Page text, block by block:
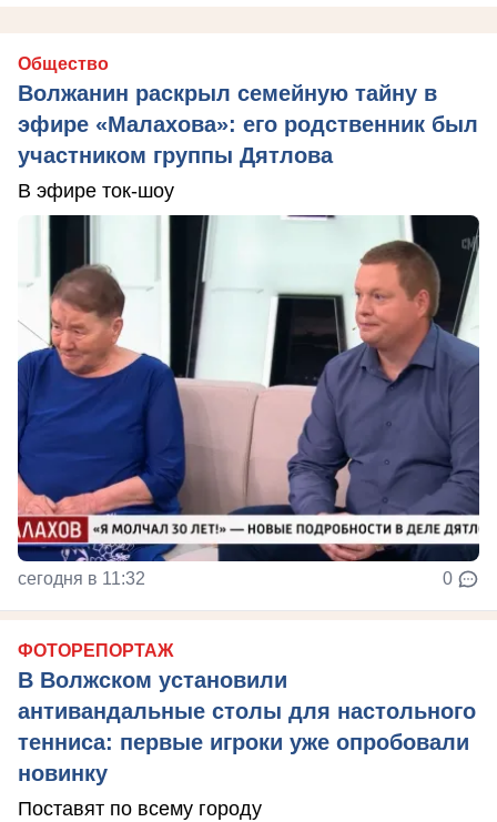
Общество
Волжанин раскрыл семейную тайну в
эфире «Малахова»: его родственник был
участником группы Дятлова
В эфире ток-шоу
сегодня в 11:32 0
ФОТОРЕПОРТАЖ
В Волжском установили
антивандальные столы для настольного
тенниса: первые игроки уже опробовали
новинку
Поставят по всему городу